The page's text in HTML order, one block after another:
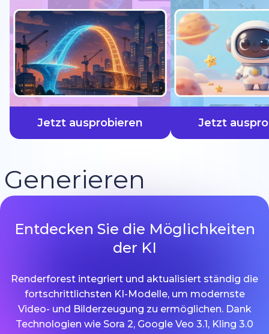
Jetzt ausprobieren Jetzt
Generieren
schneller
Entdecken Sie die Möglichkeiten
der KI
Renderforest integriert und aktualisiert ständig die
fortschrittlichsten KI-Modelle, um modernste
Video- und Bilderzeugung zu ermöglichen. Dank
Technologien wie Sora 2, Google Veo 3.1, Kling 3.0